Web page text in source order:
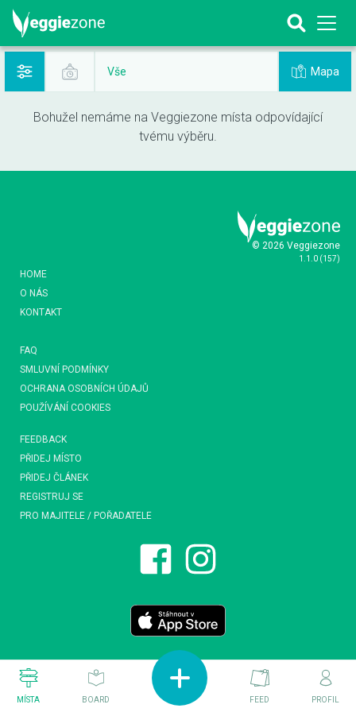
Vše Mapa
Bohužel nemáme na Veggiezone místa odpovídající
tvému výběru.
© 2026 Veggiezone
1.1.0 (157)
HOME
O NÁS
KONTAKT
FAQ
SMLUVNÍ PODMÍNKY
OCHRANA OSOBNÍCH ÚDAJŮ
POUŽÍVÁNÍ COOKIES
FEEDBACK
PŘIDEJ MÍSTO
PŘIDEJ ČLÁNEK
REGISTRUJ SE
PRO MAJITELE / POŘADATELE
MÍSTA BOARD FEED PROFIL